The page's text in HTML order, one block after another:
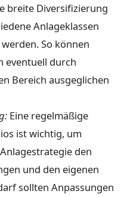
breite Diversifizierung
Anlageklassen
So können
eventuell durch
Bereich ausgeglichen
Eine regelmäßige
ist wichtig, um
den
und den eigenen
sollten Anpassungen